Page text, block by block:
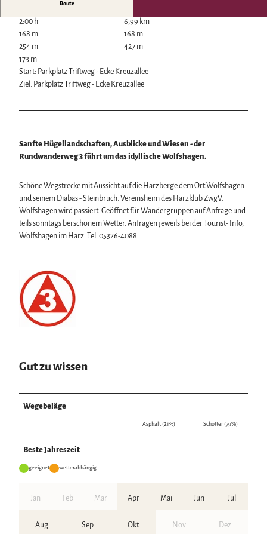
Bäder, Thermen & Saunen
Regionalmarke Typisch Harz
Urlaub mit Hund im Harz
Filmkulisse Harz
Berauschend schöne Wildnis
Geopark Harz
Naturparke im Harz
Das grüne Band
Regionalstudie Harz
Initiative "Der Wald ruft"
0% Müll - 100% Harz #NimmsWiederMit
Veranstaltungskalender
Harzer KulturWinter
Silvester
Walpurgis
Osterfeuer
Weihnachts- & Adventsmärkte
Stadt- & Sonderführungen im Harz
Kontakt
Prospekte
Online-Shop
Newsletter-Anmeldung
Apps & Multimedia-Guides
Route
2:00 h
6,99 km
168 m
168 m
254 m
427 m
173 m
Start: Parkplatz Triftweg - Ecke Kreuzallee
Ziel: Parkplatz Triftweg - Ecke Kreuzallee
Sanfte Hügellandschaften, Ausblicke und Wiesen - der
Rundwanderweg 3 führt um das idyllische Wolfshagen.
Schöne Wegstrecke mit Aussicht auf die Harzberge dem Ort Wolfshagen
und seinem Diabas - Steinbruch. Vereinsheim des Harzklub ZwgV.
Wolfshagen wird passiert. Geöffnet für Wandergruppen auf Anfrage und
teils sonntags bei schönem Wetter. Anfragen jeweils bei der Tourist- Info,
Wolfshagen im Harz. Tel. 05326-4088
Gut zu wissen
Wegebeläge
Asphalt (21%) Schotter (79%)
Beste Jahreszeit
geeignet wetterabhängig
Jan Feb Mär Apr Mai Jun Jul
Aug Sep Okt Nov Dez